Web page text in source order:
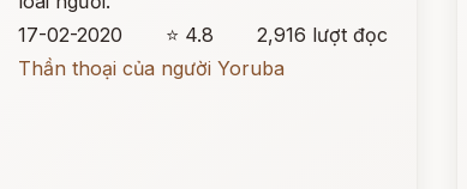
17-02-2020
⭐ 4.8
2,916 lượt đọc
Thần thoại của người Yoruba